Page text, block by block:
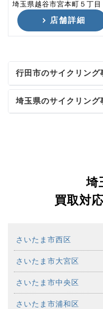
埼玉県越谷市宮本町５丁目
店舗詳細
行田市のサイクリング
埼玉県のサイクリング
埼
買取対
さいたま市西区
さいたま市大宮区
さいたま市中央区
さいたま市浦和区